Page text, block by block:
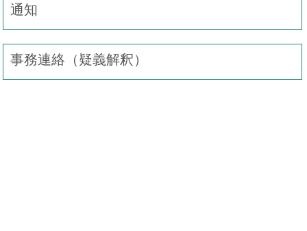
通知
事務連絡（疑義解釈）